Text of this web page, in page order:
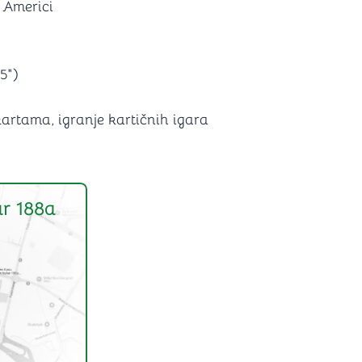
igranje kartičnih igara
188a